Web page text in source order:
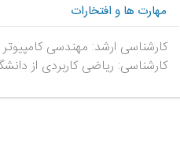
مهارت ها و افتخارات
کارشناسی ارشد: مهندسی کامپیوتر
کارشناسی: ریاضی کاربردی از